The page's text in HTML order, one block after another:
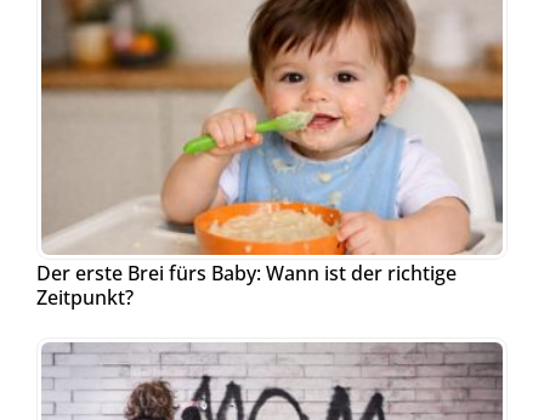
Der erste Brei fürs Baby: Wann ist der richtige
Zeitpunkt?